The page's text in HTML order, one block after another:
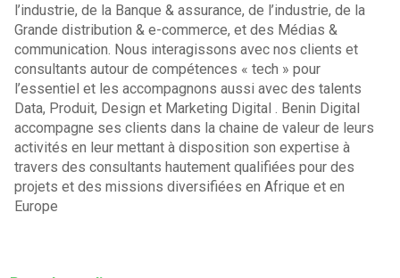
l’industrie, de la Banque & assurance, de l’industrie, de la
Grande distribution & e-commerce, et des Médias &
communication. Nous interagissons avec nos clients et
consultants autour de compétences « tech » pour
l’essentiel et les accompagnons aussi avec des talents
Data, Produit, Design et Marketing Digital . Benin Digital
accompagne ses clients dans la chaine de valeur de leurs
activités en leur mettant à disposition son expertise à
travers des consultants hautement qualifiées pour des
projets et des missions diversifiées en Afrique et en
Europe